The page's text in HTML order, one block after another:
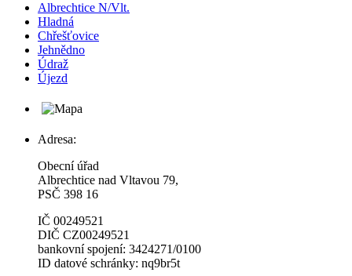
Albrechtice N/Vlt.
Hladná
Chřešťovice
Jehnědno
Údraž
Újezd
Adresa:
Obecní úřad
Albrechtice nad Vltavou 79,
PSČ 398 16
IČ 00249521
DIČ CZ00249521
bankovní spojení: 3424271/0100
ID datové schránky: nq9br5t